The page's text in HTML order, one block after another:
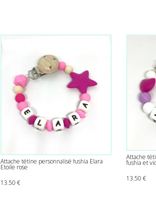
Attache tétine personnalisé fushia Elara
Etoile rose
13.50 €
Attache
fushia et
13.50 €